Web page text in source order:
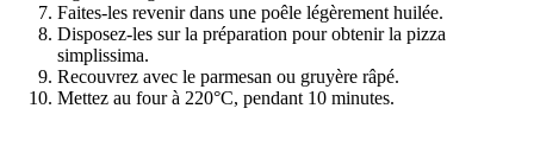
Faites-les revenir dans une poêle légèrement huilée.
Disposez-les sur la préparation pour obtenir la pizza
simplissima.
Recouvrez avec le parmesan ou gruyère râpé.
Mettez au four à 220°C, pendant 10 minutes.